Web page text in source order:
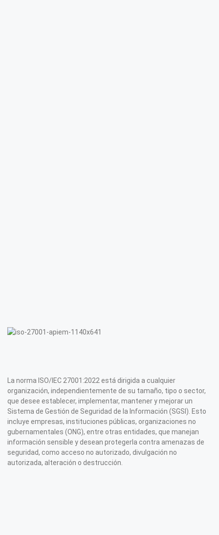
La norma ISO/IEC 27001:2022 está dirigida a cualquier
organización, independientemente de su tamaño, tipo o sector,
que desee establecer, implementar, mantener y mejorar un
Sistema de Gestión de Seguridad de la Información (SGSI). Esto
incluye empresas, instituciones públicas, organizaciones no
gubernamentales (ONG), entre otras entidades, que manejan
información sensible y desean protegerla contra amenazas de
seguridad, como acceso no autorizado, divulgación no
autorizada, alteración o destrucción.